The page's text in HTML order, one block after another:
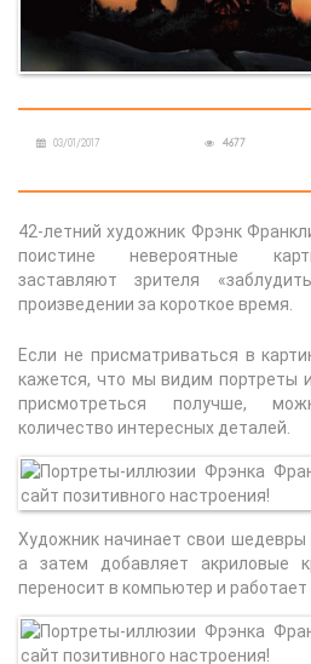
03/01/2017 4677
42-летний художник Фрэнк
поистине невероятные
заставляют зрителя
произведении за короткое время.
Если не присматриваться в
кажется, что мы видим портреты
присмотреться получше,
количество интересных деталей.
Художник начинает свои
а затем добавляет акриловые
переносит в компьютер и